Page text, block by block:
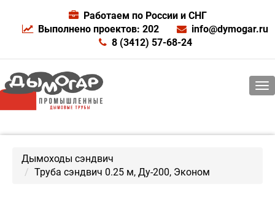
Работаем по России и СНГ
Выполнено проектов: 202
info@dymogar.ru
8 (3412) 57-68-24
Дымоходы сэндвич
Труба сэндвич 0.25 м, Ду-200, Эконом